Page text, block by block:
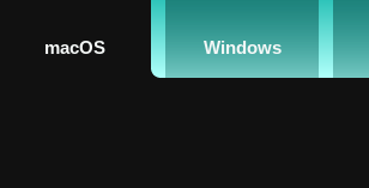
macOS Windows